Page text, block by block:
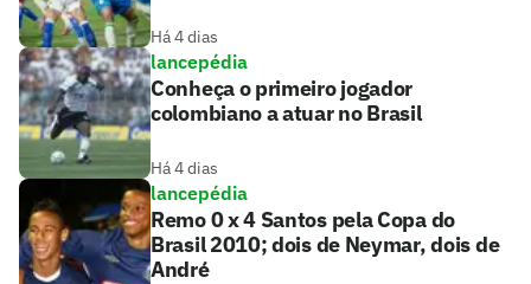
Há 4 dias
lancepédia
Conheça o primeiro jogador
colombiano a atuar no Brasil
Há 4 dias
lancepédia
Remo 0 x 4 Santos pela Copa do
Brasil 2010; dois de Neymar, dois de
André